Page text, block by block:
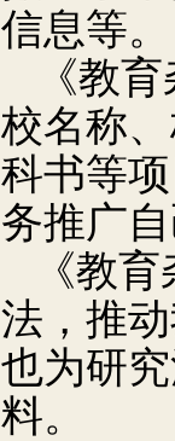
信息等。
《教
校名称
科书等
务推广
《教
法，推
也为研
料。